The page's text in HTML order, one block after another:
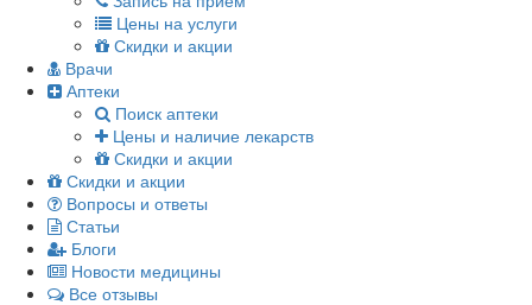
Цены на услуги
Скидки и акции
Врачи
Аптеки
Поиск аптеки
Цены и наличие лекарств
Скидки и акции
Скидки и акции
Вопросы и ответы
Статьи
Блоги
Новости медицины
Все отзывы